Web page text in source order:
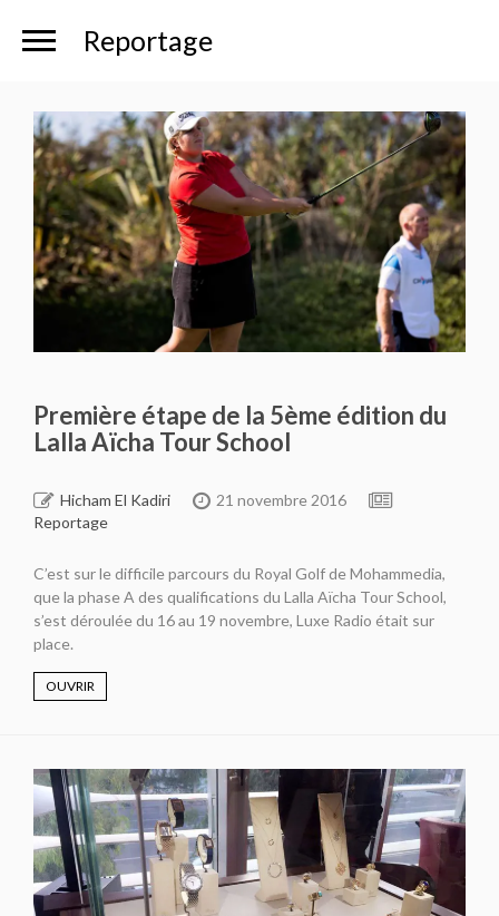
Reportage
Première étape de la 5ème édition du
Lalla Aïcha Tour School
Hicham El Kadiri
21 novembre 2016
Reportage
C’est sur le difficile parcours du Royal Golf de Mohammedia,
que la phase A des qualifications du Lalla Aïcha Tour School,
s’est déroulée du 16 au 19 novembre, Luxe Radio était sur
place.
OUVRIR